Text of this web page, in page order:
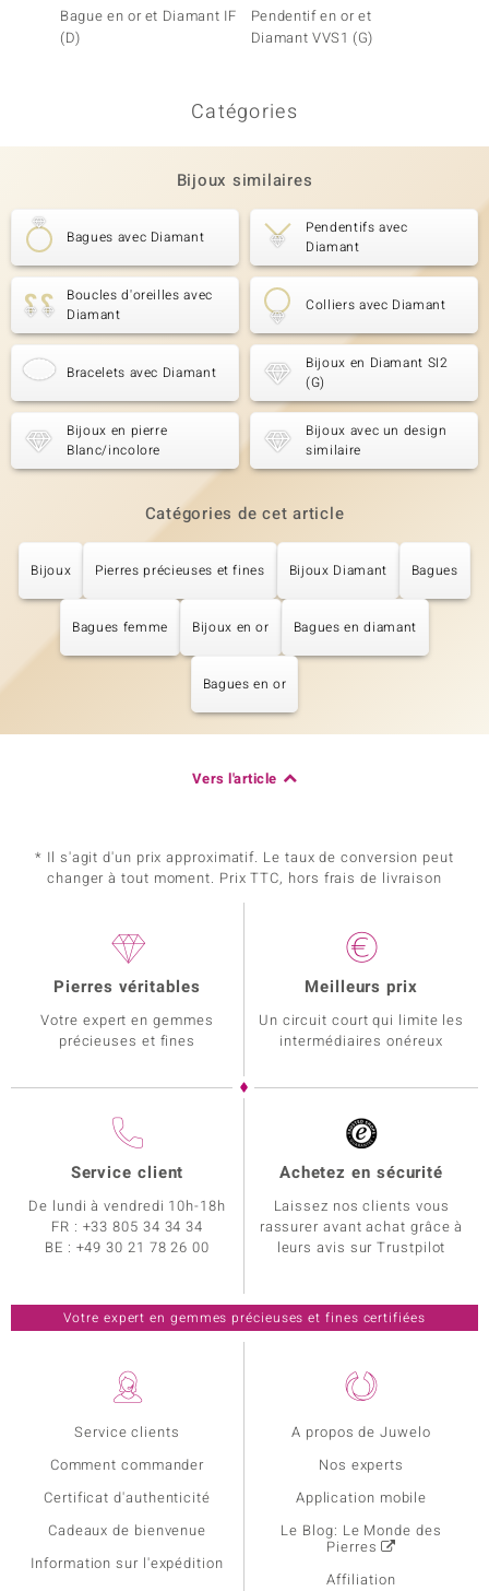
Bague en or et Diamant IF
(D)
Pendentif en or et
Diamant VVS1 (G)
Catégories
Bijoux similaires
Bagues avec Diamant
Pendentifs avec
Diamant
Boucles d'oreilles avec
Diamant
Colliers avec Diamant
Bracelets avec Diamant
Bijoux en Diamant SI2
(G)
Bijoux en pierre
Blanc/incolore
Bijoux avec un design
similaire
Catégories de cet article
Bijoux Pierres précieuses et fines Bijoux Diamant Bagues
Bagues femme Bijoux en or Bagues en diamant
Bagues en or
Vers l'article
* Il s'agit d'un prix approximatif. Le taux de conversion peut
changer à tout moment. Prix TTC, hors frais de livraison
Service clients
Comment commander
Certificat d'authenticité
Cadeaux de bienvenue
Information sur l'expédition
A propos de Juwelo
Nos experts
Application mobile
Le Blog: Le Monde des
Pierres
Affiliation
Pierres véritables
Votre expert en gemmes
précieuses et fines
Meilleurs prix
Un circuit court qui limite les
intermédiaires onéreux
Service client
De lundi à vendredi 10h-18h
FR : +33 805 34 34 34
BE : +49 30 21 78 26 00
Achetez en sécurité
Laissez nos clients vous
rassurer avant achat grâce à
leurs avis sur Trustpilot
Votre expert en gemmes précieuses et fines certifiées